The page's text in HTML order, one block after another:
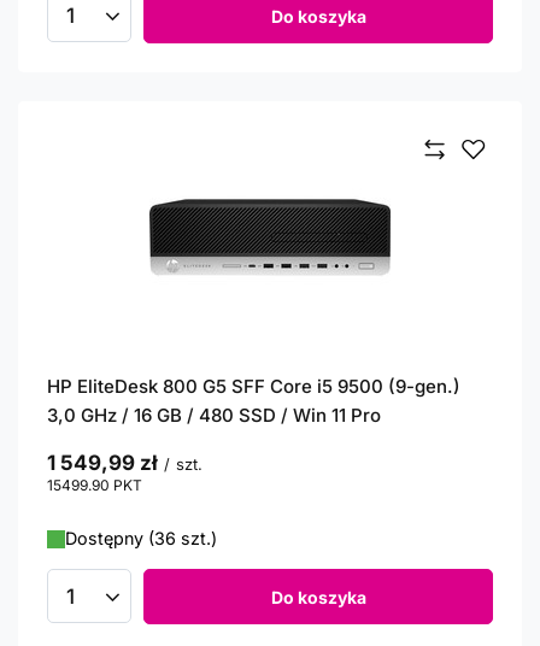
Ilość produktów Do koszyka
HP EliteDesk 800 G5 SFF Core i5 9500 (9-gen.)
3,0 GHz / 16 GB / 480 SSD / Win 11 Pro
1 549,99 zł / szt.
15499.90 PKT
Dostępny (36 szt.)
Ilość produktów Do koszyka